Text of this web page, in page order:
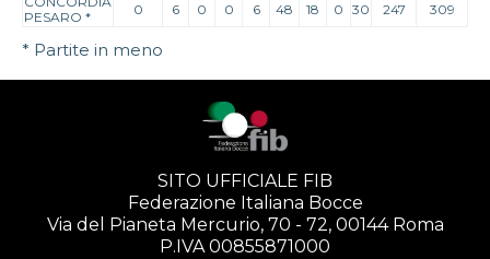
PESARO * 0 6 0 0 6 48 18 0 30 247 309
* Partite in meno
SITO UFFICIALE FIB
Federazione Italiana Bocce
Via del Pianeta Mercurio, 70 - 72, 00144 Roma
P.IVA 00855871000